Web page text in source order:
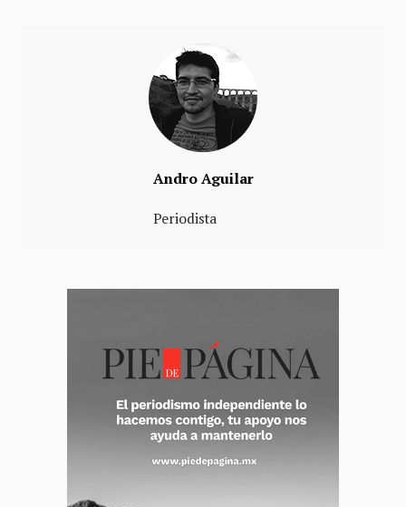
Andro Aguilar
Periodista